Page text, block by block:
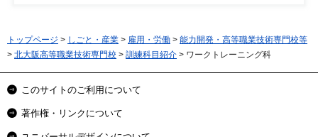
トップページ > しごと・産業 > 雇用・労働 > 能力開発・高等職業技術専門校等
> 北大阪高等職業技術専門校 > 訓練科目紹介 > ワークトレーニング科
このサイトのご利用について
著作権・リンクについて